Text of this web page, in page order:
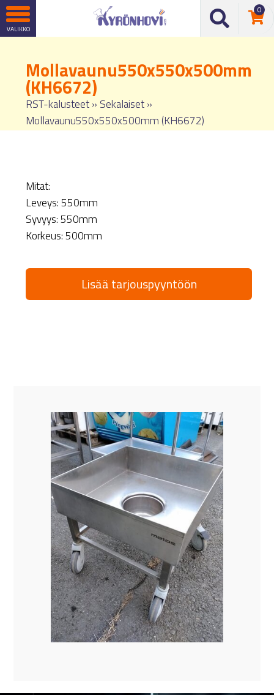
0
Mollavaunu550x550x500mm
(KH6672)
RST-kalusteet» Sekalaiset»
Mollavaunu550x550x500mm (KH6672)
Mitat:
Leveys: 550mm
Syvyys: 550mm
Korkeus: 500mm
Lisää tarjouspyyntöön